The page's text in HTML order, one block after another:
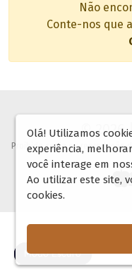
🌓
Não
Conte-nos que
© 2026
Proibida copia ou reprodução
Olá! Utilizamos
experiência,
você interage em
Ao utilizar este site,
cookies.